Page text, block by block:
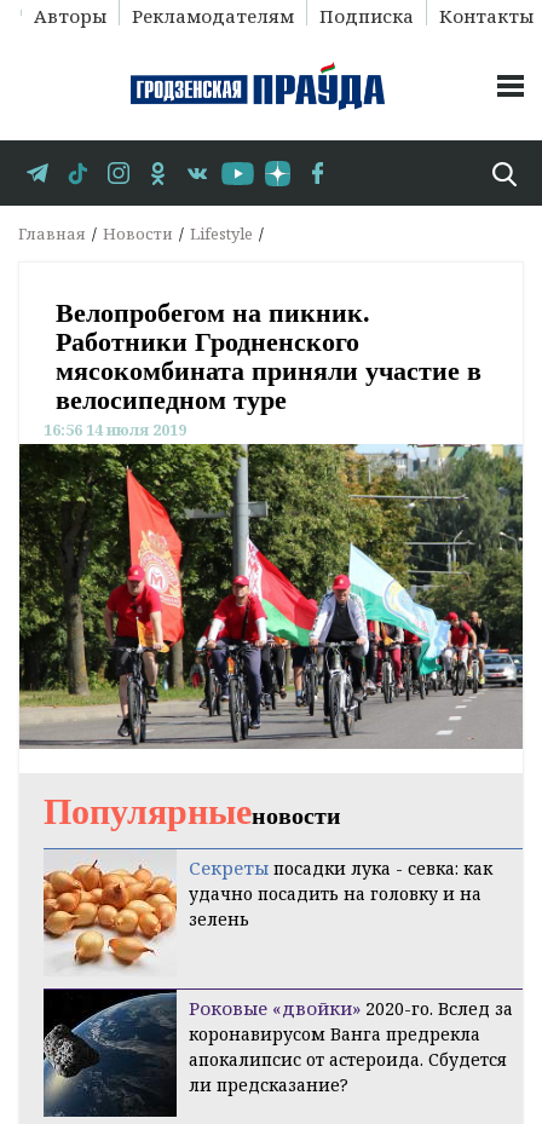
Авторы Рекламодателям Подписка Контакты
Главная Новости Lifestyle
Велопробегом на пикник.
Работники Гродненского
мясокомбината приняли участие в
велосипедном туре
16:56 14 июля 2019
Популярныеновости
Секреты посадки лука - севка: как
удачно посадить на головку и на
зелень
Роковые «двойки» 2020-го. Вслед за
коронавирусом Ванга предрекла
апокалипсис от астероида. Сбудется
ли предсказание?